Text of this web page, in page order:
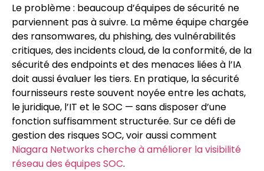
Le problème : beaucoup d’équipes de sécurité ne
parviennent pas à suivre. La même équipe chargée
des ransomwares, du phishing, des vulnérabilités
critiques, des incidents cloud, de la conformité, de la
sécurité des endpoints et des menaces liées à l’IA
doit aussi évaluer les tiers. En pratique, la sécurité
fournisseurs reste souvent noyée entre les achats,
le juridique, l’IT et le SOC — sans disposer d’une
fonction suffisamment structurée. Sur ce défi de
gestion des risques SOC, voir aussi comment
Niagara Networks cherche à améliorer la visibilité
réseau des équipes SOC.